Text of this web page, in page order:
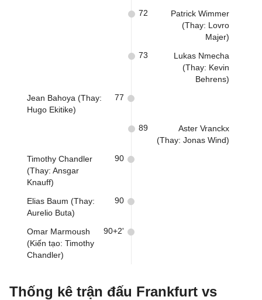
Patrick Wimmer
(Thay: Lovro
Majer)
72
Lukas Nmecha
(Thay: Kevin
Behrens)
73
Jean Bahoya (Thay:
Hugo Ekitike)
77
Aster Vranckx
(Thay: Jonas Wind)
89
Timothy Chandler
(Thay: Ansgar
Knauff)
90
Elias Baum (Thay:
Aurelio Buta)
90
Omar Marmoush
(Kiến tạo: Timothy
Chandler)
90+2'
Thống kê trận đấu Frankfurt vs